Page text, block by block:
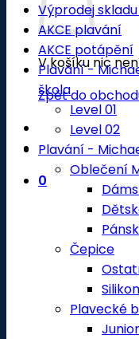
V košíku nic
Zpět do
0
Výprodej
AKCE plavání
AKCE potápění
Plavání -
škola
Level 01
Level 02
Plavání -
Oblečení
Čepice
Plavecké